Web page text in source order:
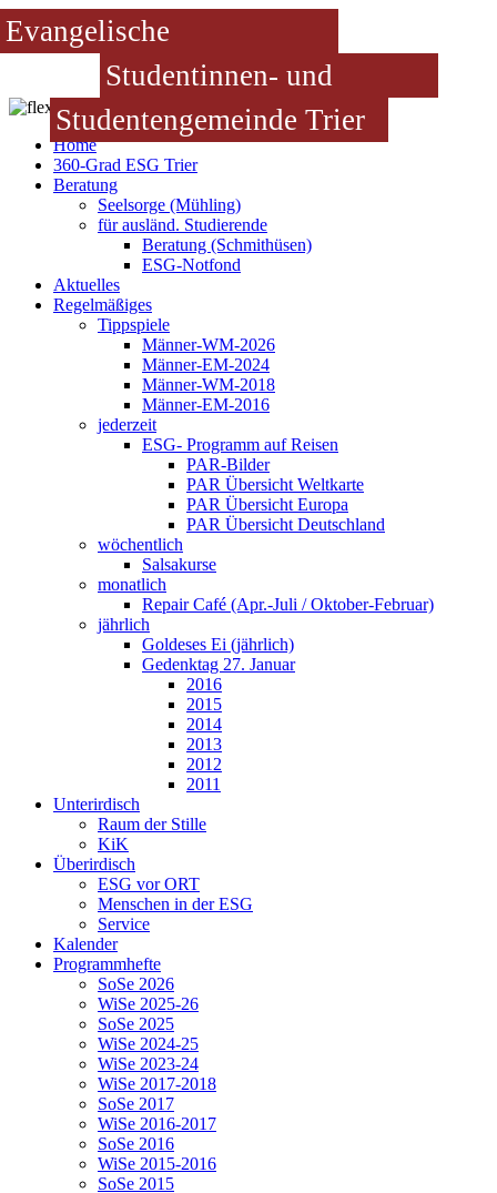
Evangelische
Studentinnen- und
Studentengemeinde Trier
Home
360-Grad ESG Trier
Beratung
Seelsorge (Mühling)
für ausländ. Studierende
Beratung (Schmithüsen)
ESG-Notfond
Aktuelles
Regelmäßiges
Tippspiele
Männer-WM-2026
Männer-EM-2024
Männer-WM-2018
Männer-EM-2016
jederzeit
ESG- Programm auf Reisen
PAR-Bilder
PAR Übersicht Weltkarte
PAR Übersicht Europa
PAR Übersicht Deutschland
wöchentlich
Salsakurse
monatlich
Repair Café (Apr.-Juli / Oktober-Februar)
jährlich
Goldeses Ei (jährlich)
Gedenktag 27. Januar
2016
2015
2014
2013
2012
2011
Unterirdisch
Raum der Stille
KiK
Überirdisch
ESG vor ORT
Menschen in der ESG
Service
Kalender
Programmhefte
SoSe 2026
WiSe 2025-26
SoSe 2025
WiSe 2024-25
WiSe 2023-24
WiSe 2017-2018
SoSe 2017
WiSe 2016-2017
SoSe 2016
WiSe 2015-2016
SoSe 2015